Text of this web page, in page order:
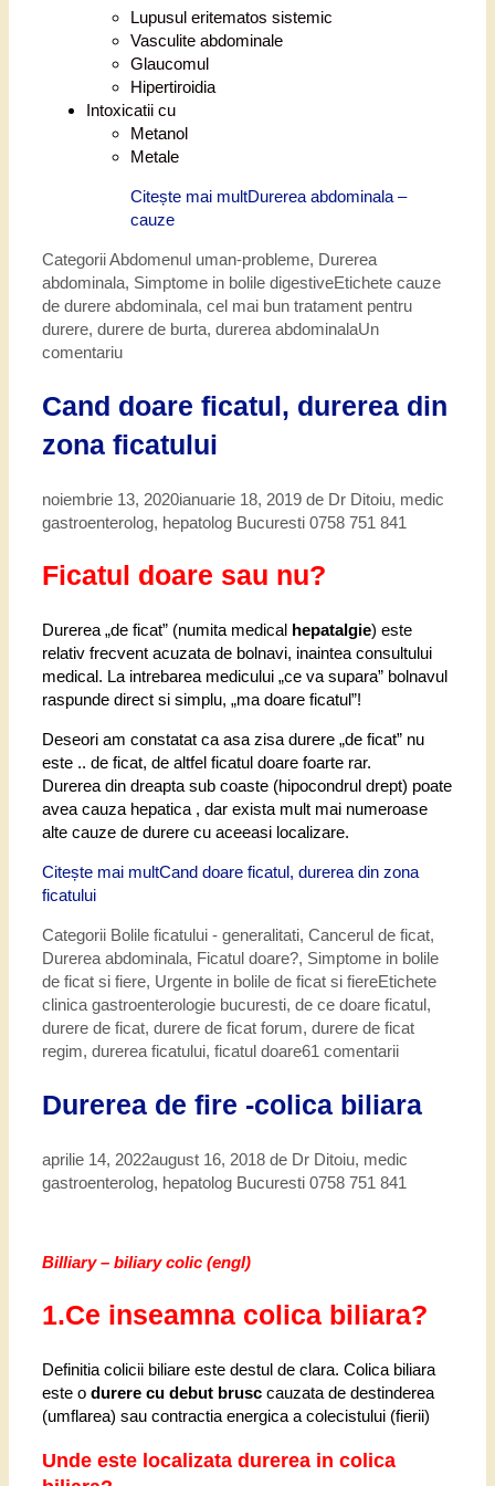
Lupusul eritematos sistemic
Vasculite abdominale
Glaucomul
Hipertiroidia
Intoxicatii cu
Metanol
Metale
Citește mai multDurerea abdominala –
cauze
CategoriiAbdomenul uman-probleme, Durerea
abdominala, Simptome in bolile digestiveEtichete cauze
de durere abdominala, cel mai bun tratament pentru
durere, durere de burta, durerea abdominalaUn
comentariu
Cand doare ficatul, durerea din
zona ficatului
noiembrie 13, 2020ianuarie 18, 2019 de Dr Ditoiu, medic
gastroenterolog, hepatolog Bucuresti 0758 751 841
Ficatul doare sau nu?
Durerea „de ficat” (numita medical hepatalgie) este
relativ frecvent acuzata de bolnavi, inaintea consultului
medical. La intrebarea medicului „ce va supara” bolnavul
raspunde direct si simplu, „ma doare ficatul”!
Deseori am constatat ca asa zisa durere „de ficat” nu
este .. de ficat, de altfel ficatul doare foarte rar.
Durerea din dreapta sub coaste (hipocondrul drept) poate
avea cauza hepatica , dar exista mult mai numeroase
alte cauze de durere cu aceeasi localizare.
Citește mai multCand doare ficatul, durerea din zona
ficatului
Categorii Bolile ficatului - generalitati, Cancerul de ficat,
Durerea abdominala, Ficatul doare?, Simptome in bolile
de ficat si fiere, Urgente in bolile de ficat si fiereEtichete
clinica gastroenterologie bucuresti, de ce doare ficatul,
durere de ficat, durere de ficat forum, durere de ficat
regim, durerea ficatului, ficatul doare61 comentarii
Durerea de fire -colica biliara
aprilie 14, 2022august 16, 2018 de Dr Ditoiu, medic
gastroenterolog, hepatolog Bucuresti 0758 751 841
Billiary – biliary colic (engl)
1.Ce inseamna colica biliara?
Definitia colicii biliare este destul de clara. Colica biliara
este o durere cu debut brusc cauzata de destinderea
(umflarea) sau contractia energica a colecistului (fierii)
Unde este localizata durerea in colica